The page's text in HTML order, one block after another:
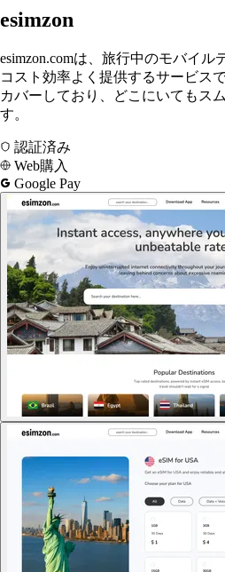
esimzon
esimzon.comは、旅行中のモバイ
コスト効率よく提供するサービス
カバーしており、どこにいてもス
す。
認証済み
Web購入
Google Pay